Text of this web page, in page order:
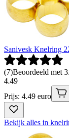
Sanivesk Knelring
(7)Beoordeeld met
4.49
Prijs: 4.49 euro
Bekijk alles in